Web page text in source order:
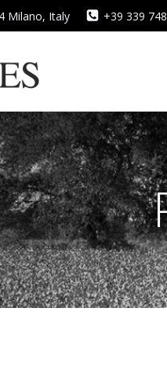
Milano, Italy +39 339